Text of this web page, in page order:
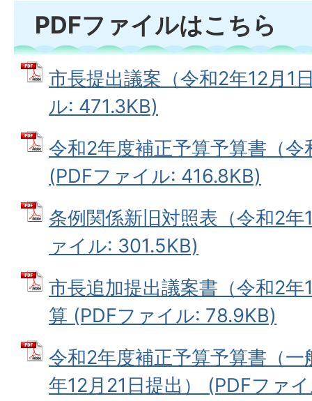
PDFファイルはこちら
市長提出議案（令和2年12月1
ル: 471.3KB)
令和2年度補正予算予算書（令
(PDFファイル: 416.8KB)
条例関係新旧対照表（令和2
ァイル: 301.5KB)
市長追加提出議案書（令和2年
算 (PDFファイル: 78.9KB)
令和2年度補正予算予算書（
年12月21日提出） (PDFファ